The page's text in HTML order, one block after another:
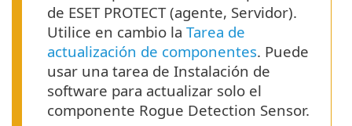
de ESET PROTECT (agente, Servidor).
Utilice en cambio la Tarea de
actualización de componentes. Puede
usar una tarea de Instalación de
software para actualizar solo el
componente Rogue Detection Sensor.